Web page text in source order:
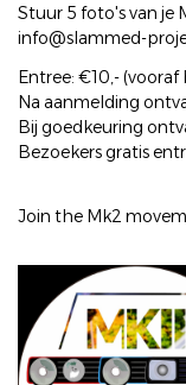
Stuur 5 foto's van je
info@slammed-
Entree: €10,- (vooraf
Na aanmelding
Bij goedkeuring
Bezoekers gratis
Join the Mk2